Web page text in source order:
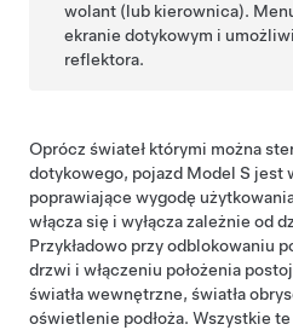
wolant (lub kierownica).
ekranie dotykowym i
reflektora.
Oprócz świateł którymi można
dotykowego, pojazd Model S jest
poprawiające wygodę
włącza się i wyłącza zależnie od
Przykładowo przy odblokowaniu
drzwi i włączeniu położenia
światła wewnętrzne, światła
oświetlenie podłoża. Wszystkie te